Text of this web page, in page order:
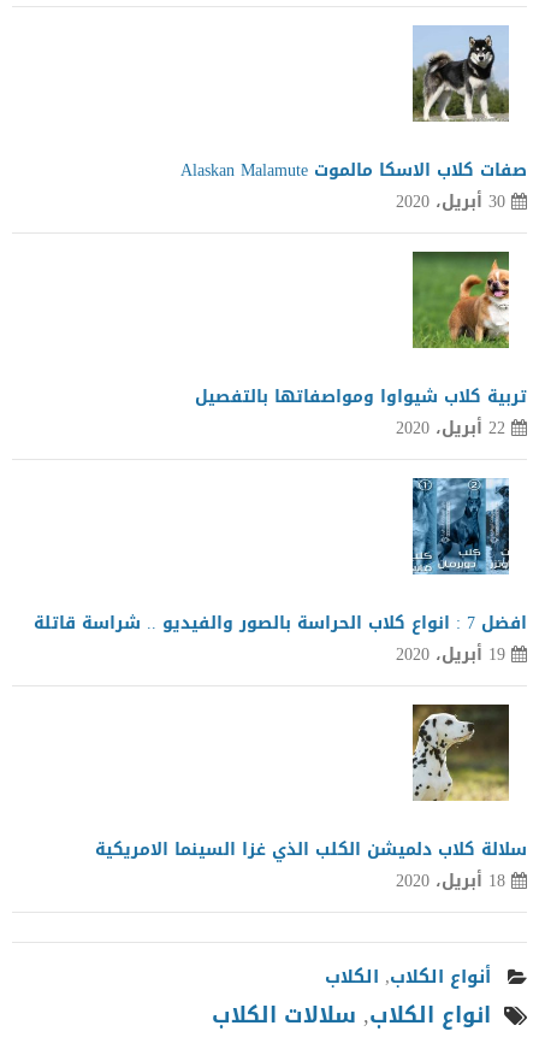
صفات كلاب الاسكا مالموت Alaskan Malamute
30 أبريل، 2020
تربية كلاب شيواوا ومواصفاتها بالتفصيل
22 أبريل، 2020
افضل 7 : انواع كلاب الحراسة بالصور والفيديو .. شراسة قاتلة
19 أبريل، 2020
سلالة كلاب دلميشن الكلب الذي غزا السينما الامريكية
18 أبريل، 2020
أنواع الكلاب, الكلاب
انواع الكلاب, سلالات الكلاب